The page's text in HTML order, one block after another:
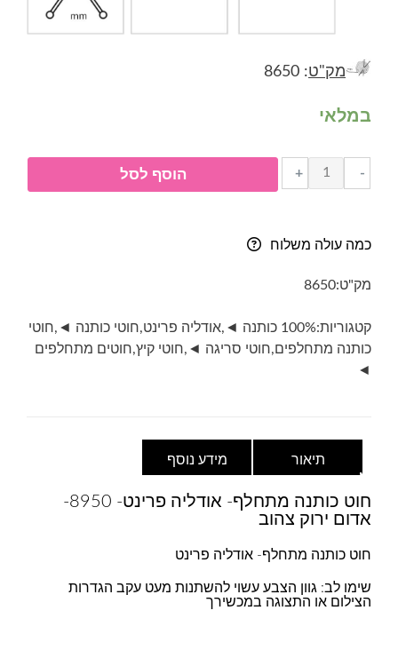
מק"ט: 8650
במלאי
-
כמות
של
מתחלף-
+ הוסף לסל
כמה עולה משלוח
מק"ט:8650
קטגוריות:100% כותנה ◄ ,אודליה פרינט,חוטי כותנה ◄ ,חוטי
כותנה מתחלפים,חוטי סריגה ◄ ,חוטי קיץ,חוטים מתחלפים
◄
תיאור מידע נוסף
חוט כותנה מתחלף- אודליה פרינט- 8950-
אדום ירוק צהוב
חוט כותנה מתחלף- אודליה פרינט
שימו לב: גוון הצבע עשוי להשתנות מעט עקב הגדרות
הצילום או התצוגה במכשירך